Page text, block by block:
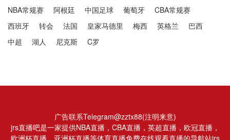
NBA常规赛
阿根廷 中国足球 葡萄牙
CBA常规赛
西班牙
转会 法国 皇家马德里 梅西 英格兰
巴西
中超
湖人 尼克斯 C罗
广告联系Telegram@zztx88(注明来意)
jrs直播吧是一家提供NBA直播，CBA直播，英超直播，欧冠直播，
欧洲杯直播，亚洲杯直播等体育直播免费在线观看直播的导航站jrs